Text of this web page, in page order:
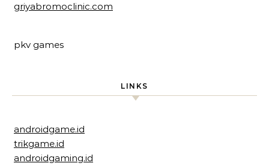
griyabromoclinic.com
pkv games
LINKS
androidgame.id
trikgame.id
androidgaming.id